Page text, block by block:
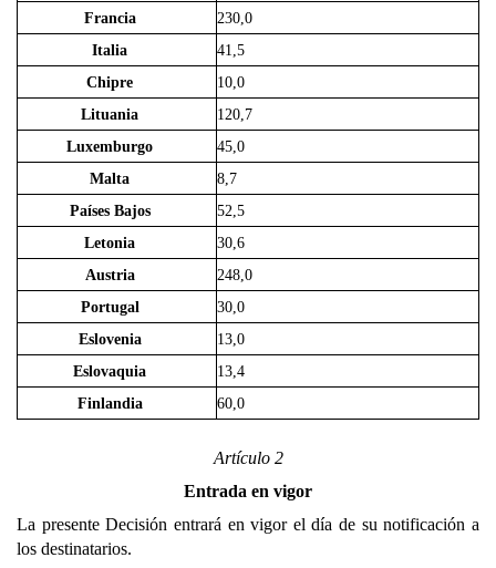
Francia
230,0
Italia
41,5
Chipre
10,0
Lituania
120,7
Luxemburgo
45,0
Malta
8,7
Países Bajos
52,5
Letonia
30,6
Austria
248,0
Portugal
30,0
Eslovenia
13,0
Eslovaquia
13,4
Finlandia
60,0
Artículo 2
Entrada en vigor
La presente Decisión entrará en vigor el día de su notificación a
los destinatarios.